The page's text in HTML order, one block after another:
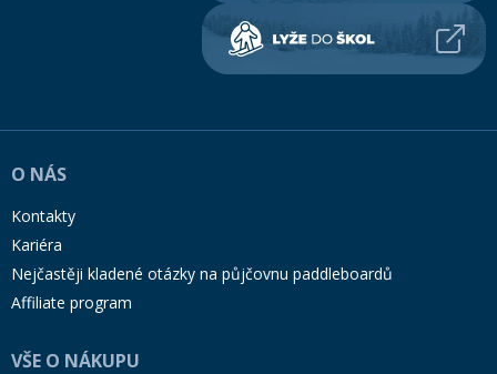
O NÁS
Kontakty
Kariéra
Nejčastěji kladené otázky na půjčovnu paddleboardů
Affiliate program
VŠE O NÁKUPU